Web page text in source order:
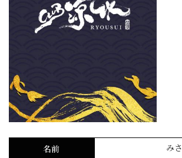
名前
みさ